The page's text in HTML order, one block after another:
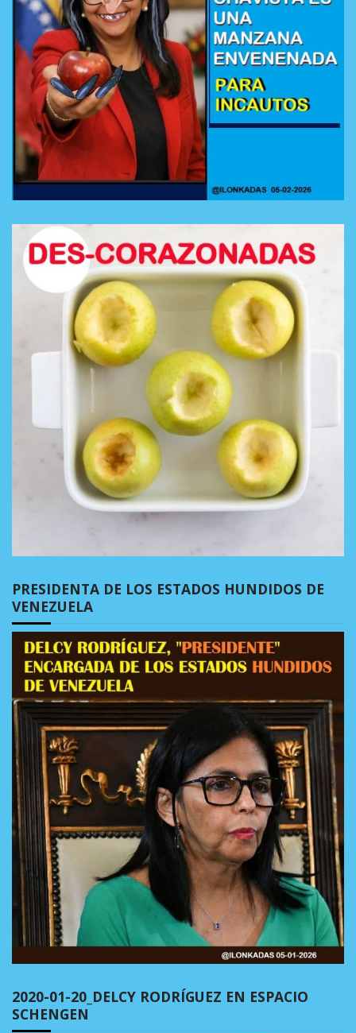
PRESIDENTA DE LOS ESTADOS HUNDIDOS DE
VENEZUELA
2020-01-20_DELCY RODRÍGUEZ EN ESPACIO
SCHENGEN